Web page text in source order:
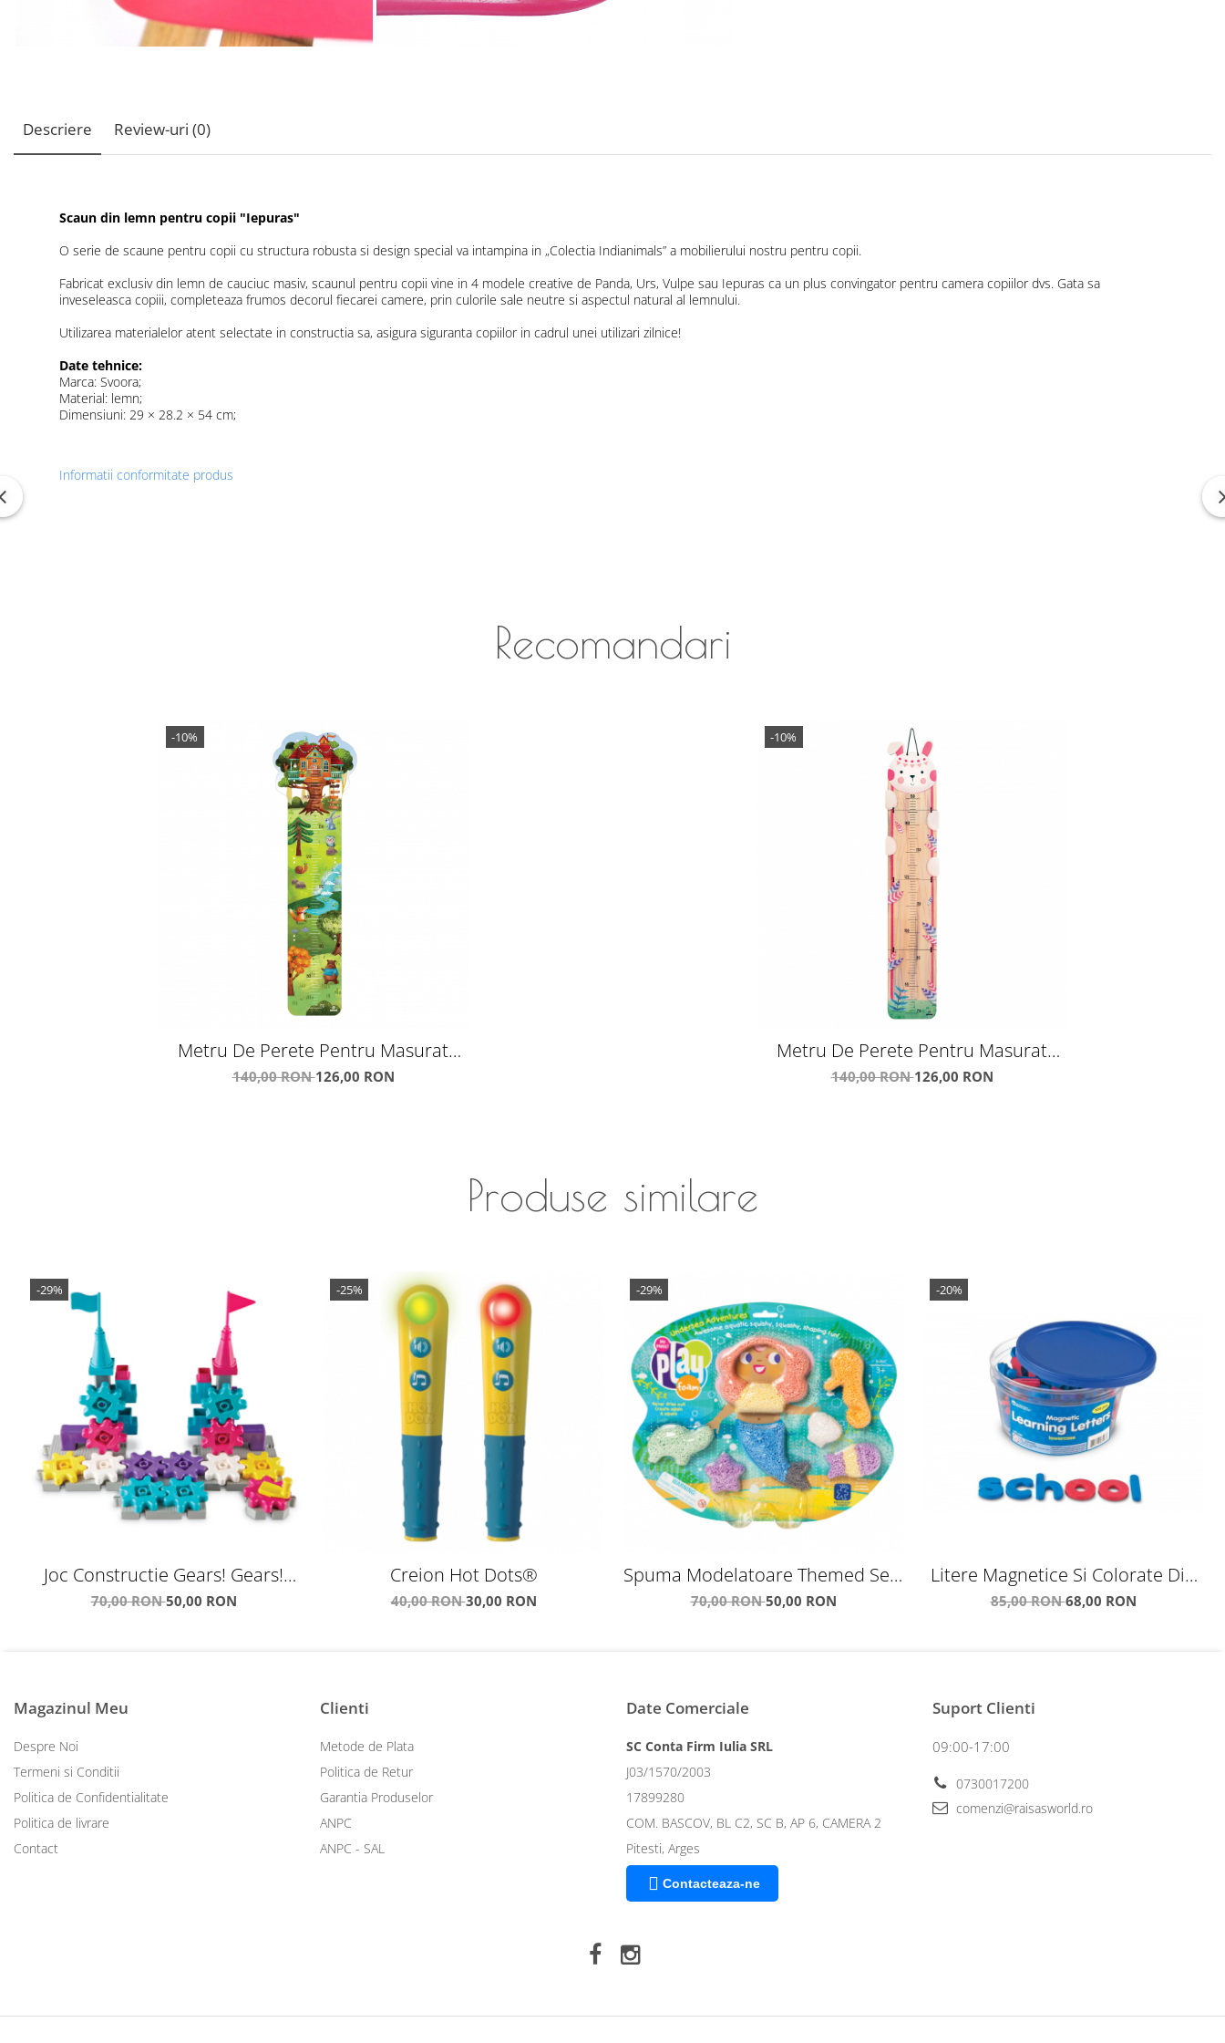
Descriere Review-uri (0)
Scaun din lemn pentru copii "Iepuras"
O serie de scaune pentru copii cu structura robusta si design special va intampina in „Colectia Indianimals” a mobilierului nostru pentru copii.
Fabricat exclusiv din lemn de cauciuc masiv, scaunul pentru copii vine in 4 modele creative de Panda, Urs, Vulpe sau Iepuras ca un plus convingator pentru camera copiilor dvs. Gata sa
inveseleasca copiii, completeaza frumos decorul fiecarei camere, prin culorile sale neutre si aspectul natural al lemnului.
Utilizarea materialelor atent selectate in constructia sa, asigura siguranta copiilor in cadrul unei utilizari zilnice!
Date tehnice:
Marca: Svoora;
Material: lemn;
Dimensiuni: 29 × 28.2 × 54 cm;
Informatii conformitate produs
Recomandari
-10%
Metru De Perete Pentru Masurat
Copii - Casuta Din Copac
140,00 RON126,00 RON
-10%
Metru De Perete Pentru Masurat
Copii "Iepuras"
140,00 RON126,00 RON
Produse similare
-29%
Joc Constructie Gears! Gears!
Gears!® Castle Gear
70,00 RON50,00 RON
-25%
Creion Hot Dots®
40,00 RON30,00 RON
-29%
Spuma Modelatoare Themed Sets
Undersea Adventures
70,00 RON50,00 RON
-20%
Litere Magnetice Si Colorate Din
Spuma
85,00 RON68,00 RON
Magazinul Meu
Despre Noi
Termeni si Conditii
Politica de Confidentialitate
Politica de livrare
Contact
Clienti
Metode de Plata
Politica de Retur
Garantia Produselor
ANPC
ANPC - SAL
Date Comerciale
SC Conta Firm Iulia SRL
J03/1570/2003
17899280
COM. BASCOV, BL C2, SC B, AP 6, CAMERA 2
Pitesti, Arges
Contacteaza-ne
Suport Clienti
09:00-17:00
0730017200
comenzi@raisasworld.ro